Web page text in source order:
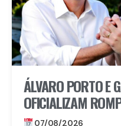
ÁLVARO PORTO E
OFICIALIZAM
CANDIDATURA DE
07/08/2026